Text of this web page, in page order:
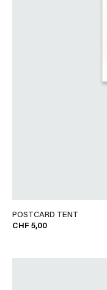
POSTCARD TENT
CHF 5,00